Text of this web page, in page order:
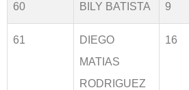
60 BILY BATISTA 9
61
DIEGO
MATIAS
RODRIGUEZ
16